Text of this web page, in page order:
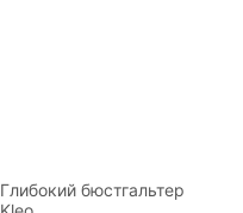
Глибокий бюстгальтер